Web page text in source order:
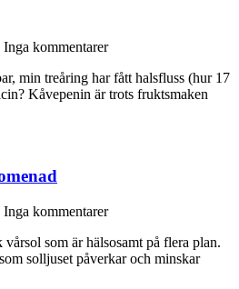
Inga kommentarer
min treåring har fått halsfluss (hur 17
Kåvepenin är trots fruktsmaken
Inga kommentarer
som är hälsosamt på flera plan.
solljuset påverkar och minskar